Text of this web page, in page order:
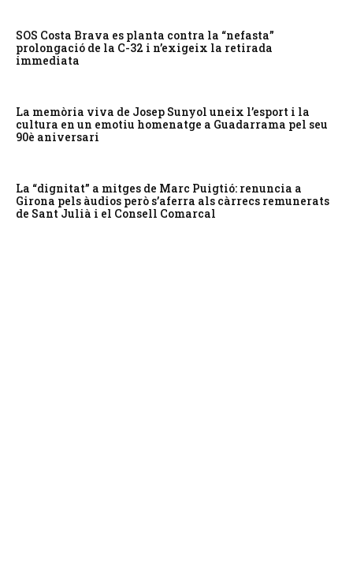
SOS Costa Brava es planta contra la “nefasta”
prolongació de la C-32 i n’exigeix la retirada
immediata
La memòria viva de Josep Sunyol uneix l’esport i la
cultura en un emotiu homenatge a Guadarrama pel seu
90è aniversari
La “dignitat” a mitges de Marc Puigtió: renuncia a
Girona pels àudios però s’aferra als càrrecs remunerats
de Sant Julià i el Consell Comarcal